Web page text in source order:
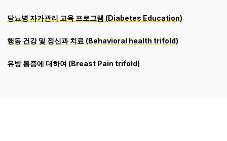
당뇨병 자가관리 교육 프로그램 (Diabetes Education)
행동 건강 및 정신과 치료 (Behavioral health trifold)
유방 통증에 대하여 (Breast Pain trifold)